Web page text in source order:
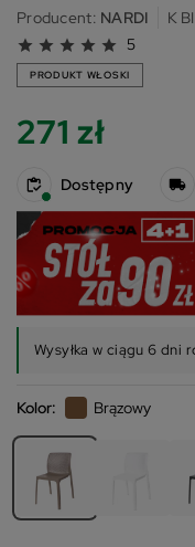
Producent: NARDI K
star star star star star 5
PRODUKT WŁOSKI
271 zł
Dostępny
Wysyłka w ciągu 6 dni
Kolor: Brązowy